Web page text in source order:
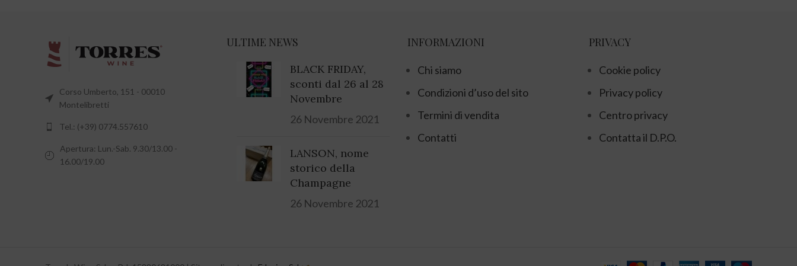
Corso Umberto, 151 - 00010
Montelibretti
Tel.: (+39) 0774.557610
Apertura: Lun.-Sab. 9.30/13.00 -
16.00/19.00
ULTIME NEWS
BLACK FRIDAY,
sconti dal 26 al 28
Novembre
26 Novembre 2021
LANSON, nome
storico della
Champagne
26 Novembre 2021
INFORMAZIONI
Chi siamo
Condizioni d’uso del sito
Termini di vendita
Contatti
PRIVACY
Cookie policy
Privacy policy
Centro privacy
Contatta il D.P.O.